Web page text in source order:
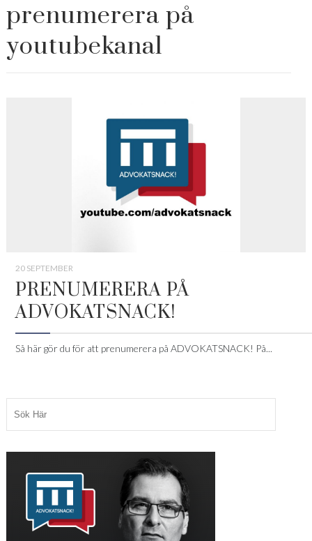
prenumerera på
youtubekanal
20 SEPTEMBER
PRENUMERERA PÅ
ADVOKATSNACK!
Så här gör du för att prenumerera på ADVOKATSNACK! På...